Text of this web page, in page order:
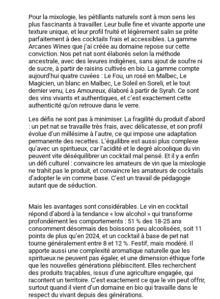
Pour la mixologie, les pétillants naturels sont à mon sens les
plus fascinants à travailler. Leur bulle fine et vivante apporte une
texture unique, et leur profil fruité et légèrement salin se prête
parfaitement à des cocktails frais et accessibles. La gamme
Arcanes Wines que j’ai créée au domaine repose sur cette
conviction. Nos pet nat sont élaborés selon la méthode
ancestrale, avec des levures indigènes, sans ajout de soufre ni
de sucre, à partir de raisins cultivés en bio. La gamme compte
aujourd’hui quatre cuvées : Le Fou, un rosé en Malbec, Le
Magicien, un blanc en Malbec, Le Soleil en Soreli, et le tout
dernier venu, Les Amoureux, élaboré à partir de Syrah. Ce sont
des vins vivants et authentiques, et c’est exactement cette
authenticité qu’on retrouve dans le verre.
Les défis ne sont pas à minimiser. La fragilité du produit d’abord
: un pet nat se travaille très frais, avec délicatesse, et son profil
évolue d’un millésime à l’autre, ce qui impose une adaptation
permanente des recettes. L’équilibre est aussi plus complexe
qu’avec un spiritueux, car l’acidité et le degré alcoolique du vin
peuvent vite déséquilibrer un cocktail mal pensé. Et il y a enfin
un défi culturel : convaincre les amateurs de vin que la mixologie
ne trahit pas le produit, et convaincre les amateurs de cocktails
d’adopter le vin comme base. C’est un travail de pédagogie
autant que de séduction.
Mais les avantages sont considérables. Le vin en cocktail
répond d’abord à la tendance « low alcohol » qui transforme
profondément les comportements : 51 % des 18-25 ans
consomment désormais des boissons peu alcoolisées, soit 11
points de plus qu’en 2024, et un cocktail à base de pet nat
tourne généralement entre 8 et 12 %. Festif, mais modéré. Il
apporte aussi une complexité aromatique naturelle que les
spiritueux ne peuvent pas égaler, et une dimension éthique forte
que les nouvelles générations plébiscitent. Elles recherchent
des produits traçables, issus d’une agriculture engagée, qui
racontent un territoire. C’est exactement ce que le vin peut offrir,
surtout quand il vient d’un domaine en bio qui travaille dans le
respect du vivant depuis des générations.